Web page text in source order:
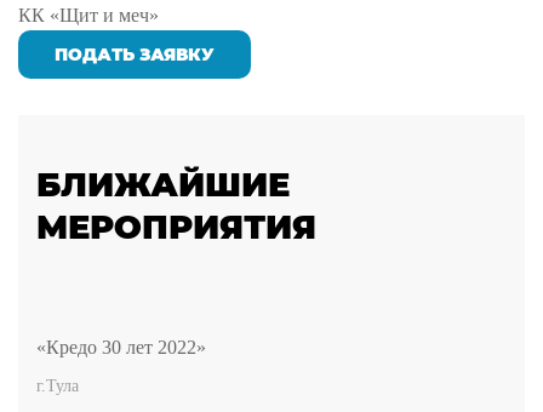
КК «Щит и меч»
ПОДАТЬ ЗАЯВКУ
БЛИЖАЙШИЕ
МЕРОПРИЯТИЯ
«Кредо 30 лет 2022»
г.Тула